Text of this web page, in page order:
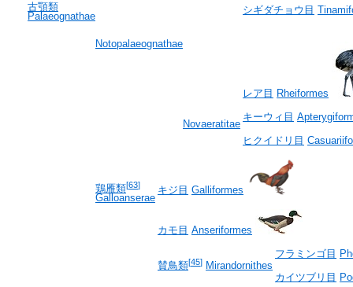
古顎類
Palaeognathae
Notopalaeognathae
シギダチョウ目
レア目 Rheiformes
Novaeratitae
キーウィ目
ヒクイドリ目
鶏雁類[63]
Galloanserae
キジ目 Galliformes
カモ目 Anseriformes
賛鳥類[45] Mirandornithes
フラミンゴ目
カイツブリ目